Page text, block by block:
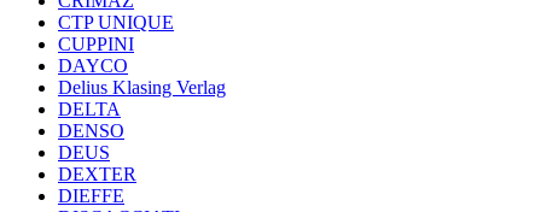
CTP UNIQUE
CUPPINI
DAYCO
Delius Klasing Verlag
DELTA
DENSO
DEUS
DEXTER
DIEFFE